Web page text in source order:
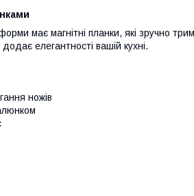
має магнітні планки, які зручно
елегантності вашій кухні.
ножів